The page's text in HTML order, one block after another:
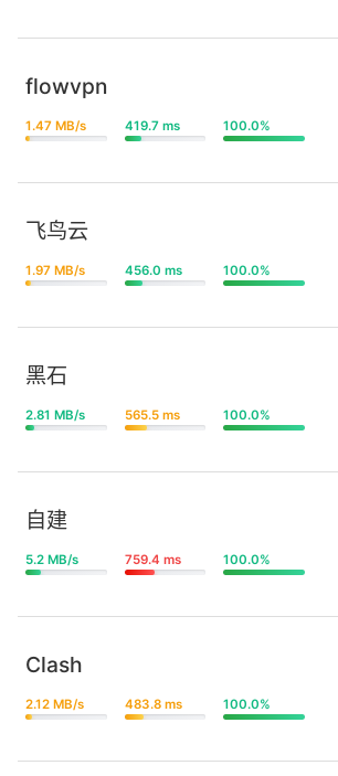
flowvpn
1.47 MB/s 419.7 ms 100.0%
飞鸟云
1.97 MB/s 456.0 ms 100.0%
黑石
2.81 MB/s 565.5 ms 100.0%
自建
5.2 MB/s 759.4 ms 100.0%
Clash
2.12 MB/s 483.8 ms 100.0%